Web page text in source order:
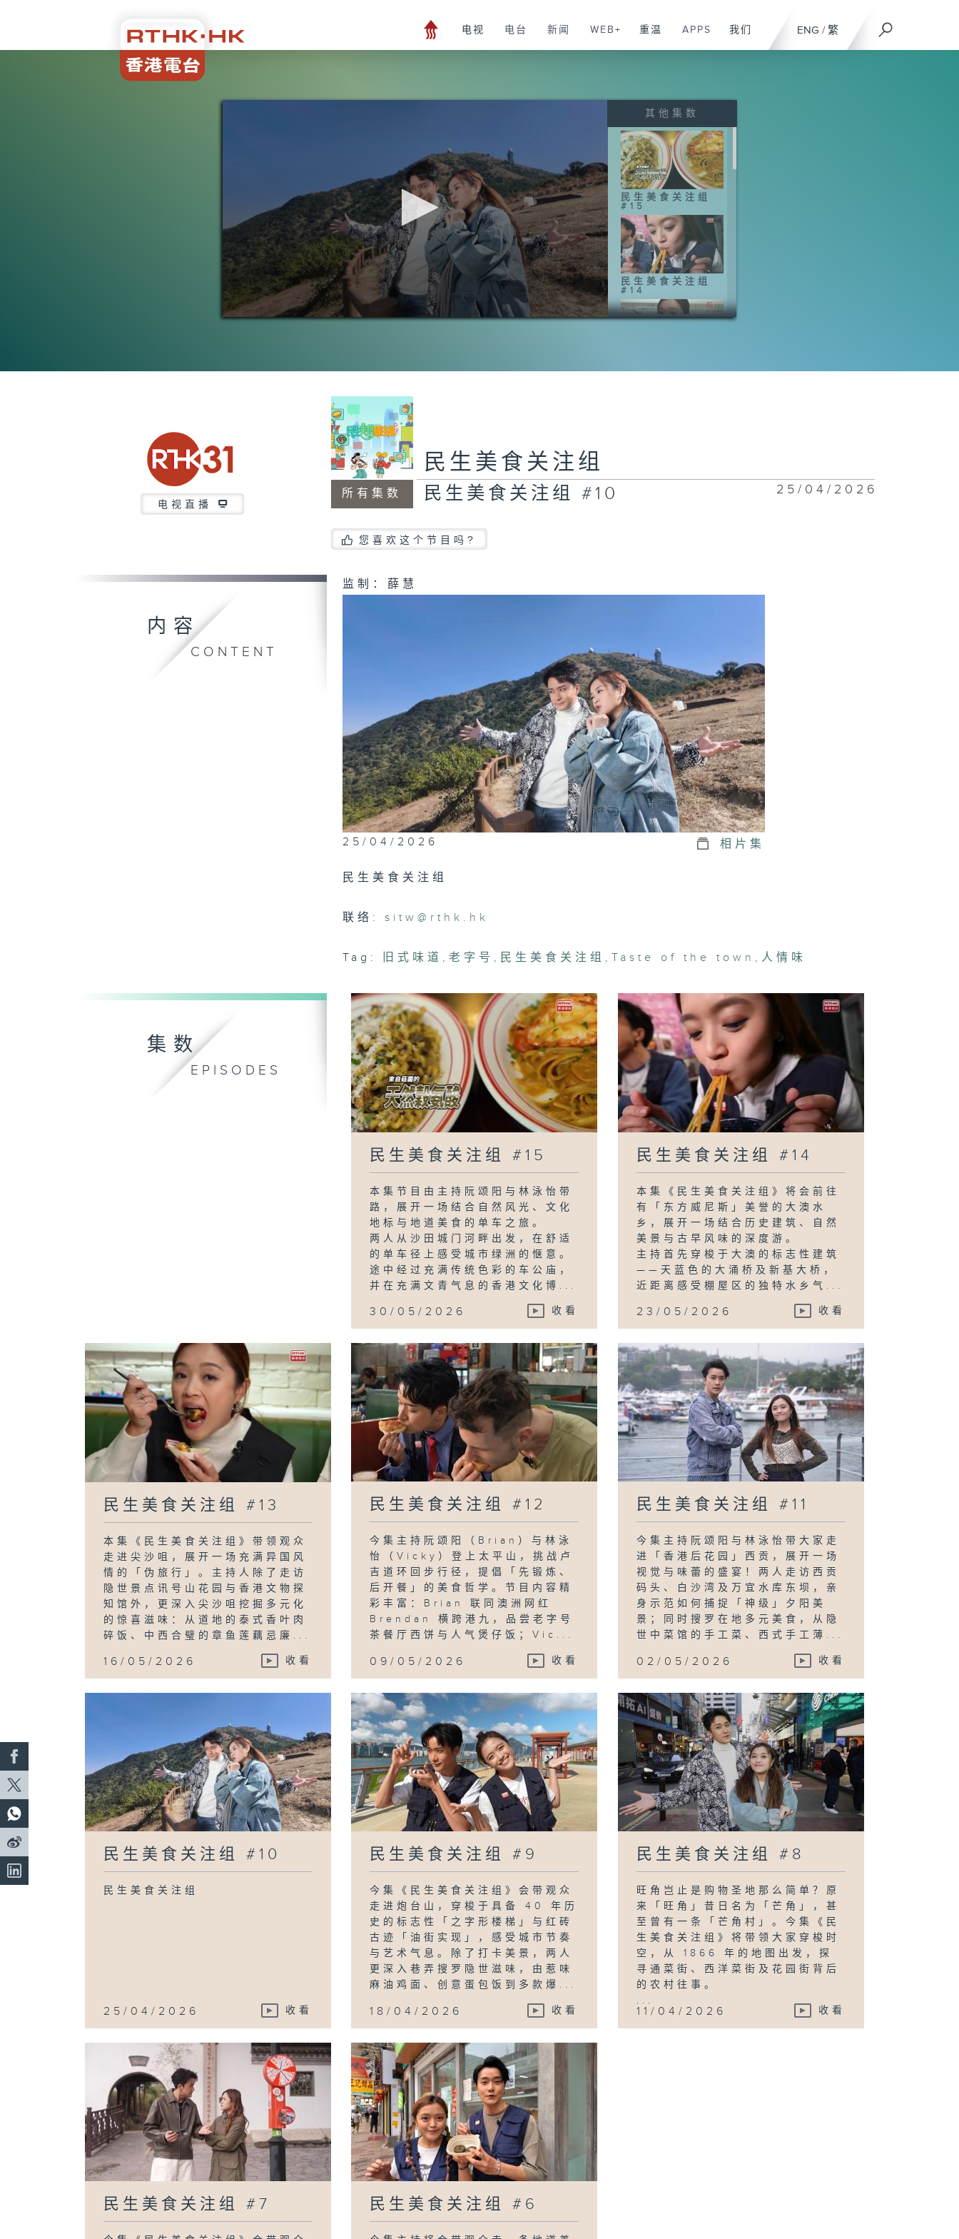
ENG / 繁
电视 电台 新闻 WEB+ 重温 APPS 我们
0
其他集数
民生美食关注组
#15
民生美食关注组
#14
#13
民生美食关注组
#8
民生美食关注组
#7
#5
电视直播
所有集数
民生美食关注组
民生美食关注组 #10 25/04/2026
您喜欢这个节目吗?
内容
CONTENT
监制：薛慧
25/04/2026 相片集
民生美食关注组
联络:sitw@rthk.hk
Tag: 旧式味道 ,老字号 , 民生美食关注组 ,Taste of the town , 人情味
集数
EPISODES
民生美食关注组 #15
本集节目由主持阮颂阳与林泳怡带
路，展开一场结合自然风光、文化
地标与地道美食的单车之旅。
两人从沙田城门河畔出发，在舒适
的单车径上感受城市绿洲的惬意。
途中经过充满传统色彩的车公庙，
并在充满文青气息的香港文化博...
30/05/2026 收看
民生美食关注组 #14
本集《民生美食关注组》将会前往
有「东方威尼斯」美誉的大澳水
乡，展开一场结合历史建筑、自然
美景与古早风味的深度游。
主持首先穿梭于大澳的标志性建筑
——天蓝色的大涌桥及新基大桥，
近距离感受棚屋区的独特水乡气...
23/05/2026 收看
民生美食关注组 #13
本集《民生美食关注组》带领观众
走进尖沙咀，展开一场充满异国风
情的「伪旅行」。主持人除了走访
隐世景点讯号山花园与香港文物探
知馆外，更深入尖沙咀挖掘多元化
的惊喜滋味：从道地的泰式香叶肉
碎饭、中西合璧的章鱼莲藕忌廉...
16/05/2026 收看
民生美食关注组 #12
今集主持阮颂阳（Brian）与林泳
怡（Vicky）登上太平山，挑战卢
吉道环回步行径，提倡「先锻炼、
后开餐」的美食哲学。节目内容精
彩丰富：Brian 联同澳洲网红
Brendan 横跨港九，品尝老字号
茶餐厅西饼与人气煲仔饭；Vic...
09/05/2026 收看
民生美食关注组 #11
今集主持阮颂阳与林泳怡带大家走
进「香港后花园」西贡，展开一场
视觉与味蕾的盛宴！两人走访西贡
码头、白沙湾及万宜水库东坝，亲
身示范如何捕捉「神级」夕阳美
景；同时搜罗在地多元美食，从隐
世中菜馆的手工菜、西式手工薄...
02/05/2026 收看
民生美食关注组 #10
民生美食关注组
25/04/2026 收看
民生美食关注组 #9
今集《民生美食关注组》会带观众
走进炮台山，穿梭于具备 40 年历
史的标志性「之字形楼梯」与红砖
古迹「油街实现」，感受城市节奏
与艺术气息。除了打卡美景，两人
更深入巷弄搜罗隐世滋味，由惹味
麻油鸡面、创意蛋包饭到多款爆...
18/04/2026 收看
民生美食关注组 #8
旺角岂止是购物圣地那么简单？原
来「旺角」昔日名为「芒角」，甚
至曾有一条「芒角村」。今集《民
生美食关注组》将带领大家穿梭时
空，从 1866 年的地图出发，探
寻通菜街、西洋菜街及花园街背后
的农村往事。
...
11/04/2026 收看
民生美食关注组 #7 民生美食关注组 #6